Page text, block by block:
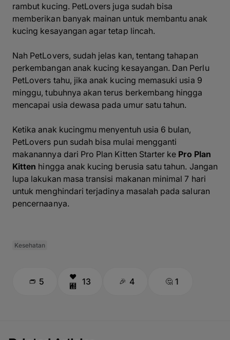
rambut kucing. PetLovers juga sudah bisa
memberikan banyak mainan untuk membantu anak
kucing kesayangan agar tetap lincah.
Nah PetLovers, sudah jelas kan, tentang tahapan
perkembangan anak kucing kesayangan. Dan Perlu
PetLovers tahu, jika anak kucing memasuki usia 9
minggu, tubuhnya akan terus berkembang hingga
mencapai usia dewasa pada umur satu tahun.
Ketika anak kucingmu menyentuh usia 6 bulan,
PetLovers pun sudah bisa mulai mengganti
makanannya dari Pro Plan Kitten Starter ke Pro Plan
Kitten hingga anak kucing berusia satu tahun. Jangan
lupa lakukan masa transisi makanan minimal 7 hari
untuk menghindari terjadinya masalah pada saluran
pencernaanya.
Kesehatan
5 13 4 1